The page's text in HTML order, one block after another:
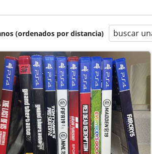
(ordenados por distancia) buscar